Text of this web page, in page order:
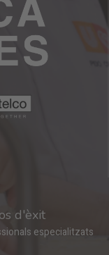
d'èxit
especialitzats